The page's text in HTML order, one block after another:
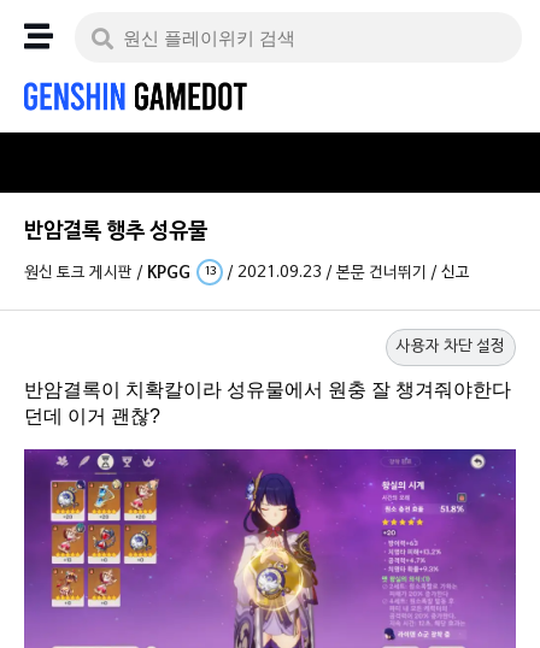
반암결록 행추 성유물
원신 토크 게시판 / KPGG 13 / 2021.09.23 / 본문 건너뛰기 / 신고
사용자 차단 설정
반암결록이 치확칼이라 성유물에서 원충 잘 챙겨줘야한다
던데 이거 괜찮?